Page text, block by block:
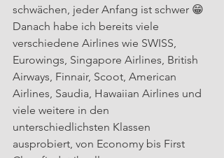
schwächen, jeder Anfang ist schwer 😁
Danach habe ich bereits viele
verschiedene Airlines wie SWISS,
Eurowings, Singapore Airlines, British
Airways, Finnair, Scoot, American
Airlines, Saudia, Hawaiian Airlines und
viele weitere in den
unterschiedlichsten Klassen
ausprobiert, von Economy bis First